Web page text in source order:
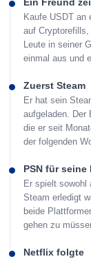
Ein Freund
Kaufe USDT an
auf
Leute in seiner
einmal aus und
Zuerst Steam
Er hat sein
aufgeladen. Der
die er seit
der folgenden
PSN für
Er spielt sowohl
Steam erledigt
beide
gehen zu
Netflix folgte